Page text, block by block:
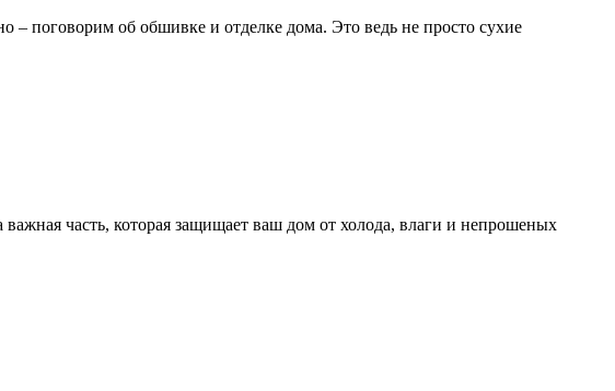
– поговорим об обшивке и отделке дома. Это ведь не просто сухие
часть, которая защищает ваш дом от холода, влаги и непрошеных